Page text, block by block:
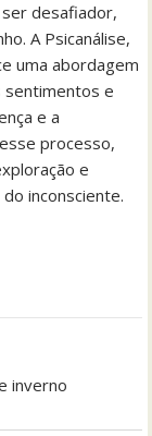
desafiador,
A Psicanálise,
uma abordagem
sentimentos e
e a
processo,
e
inconsciente.
inverno